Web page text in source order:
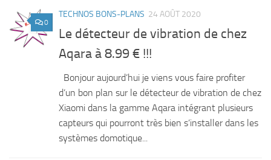
0
TECHNOS BONS-PLANS 24 AOÛT 2020
Le détecteur de vibration de chez
Aqara à 8.99 € !!!
Bonjour aujourd’hui je viens vous faire profiter
d’un bon plan sur le détecteur de vibration de chez
Xiaomi dans la gamme Aqara intégrant plusieurs
capteurs qui pourront très bien s’installer dans les
systèmes domotique...